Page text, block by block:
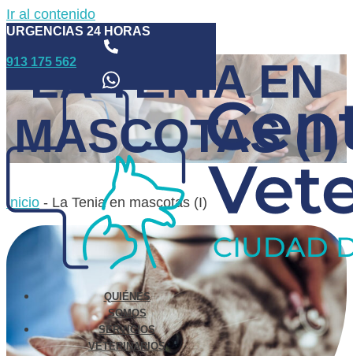
Ir al contenido
URGENCIAS 24 HORAS
913 175 562
QUIÉNES
SOMOS
SERVICIOS
VETERINARIOS
LA TENIA EN
MASCOTAS (I)
Inicio - La Tenia en mascotas (I)